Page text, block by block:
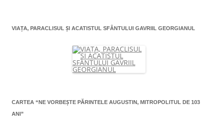
VIAŢA, PARACLISUL ŞI ACATISTUL SFÂNTULUI GAVRIIL GEORGIANUL
CARTEA “NE VORBEŞTE PĂRINTELE AUGUSTIN, MITROPOLITUL DE 103
ANI”